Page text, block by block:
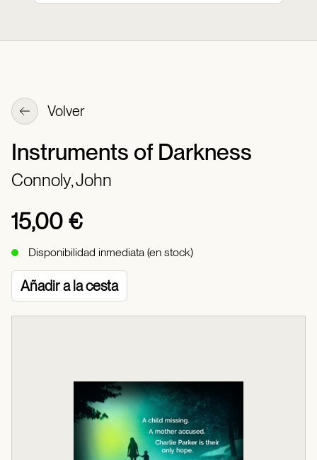
Volver
Instruments of Darkness
Connoly, John
15,00 €
Disponibilidad inmediata (en stock)
Añadir a la cesta